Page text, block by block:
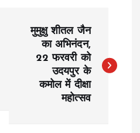
मुमुक्षु शीतल जैन
का अभिनंदन,
22 फरवरी को
उदयपुर के
कमोल में दीक्षा
महोत्सव